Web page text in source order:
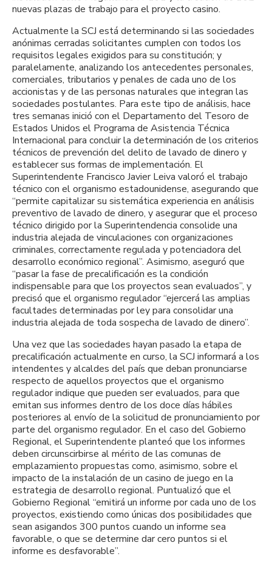
nuevas plazas de trabajo para el proyecto casino.
Actualmente la SCJ está determinando si las sociedades
anónimas cerradas solicitantes cumplen con todos los
requisitos legales exigidos para su constitución; y
paralelamente, analizando los antecedentes personales,
comerciales, tributarios y penales de cada uno de los
accionistas y de las personas naturales que integran las
sociedades postulantes. Para este tipo de análisis, hace
tres semanas inició con el Departamento del Tesoro de
Estados Unidos el Programa de Asistencia Técnica
Internacional para concluir la determinación de los criterios
técnicos de prevención del delito de lavado de dinero y
establecer sus formas de implementación. El
Superintendente Francisco Javier Leiva valoró el trabajo
técnico con el organismo estadounidense, asegurando que
“permite capitalizar su sistemática experiencia en análisis
preventivo de lavado de dinero, y asegurar que el proceso
técnico dirigido por la Superintendencia consolide una
industria alejada de vinculaciones con organizaciones
criminales, correctamente regulada y potenciadora del
desarrollo económico regional”. Asimismo, aseguró que
“pasar la fase de precalificación es la condición
indispensable para que los proyectos sean evaluados”, y
precisó que el organismo regulador “ejercerá las amplias
facultades determinadas por ley para consolidar una
industria alejada de toda sospecha de lavado de dinero”.
Una vez que las sociedades hayan pasado la etapa de
precalificación actualmente en curso, la SCJ informará a los
intendentes y alcaldes del país que deban pronunciarse
respecto de aquellos proyectos que el organismo
regulador indique que pueden ser evaluados, para que
emitan sus informes dentro de los doce días hábiles
posteriores al envío de la solicitud de pronunciamiento por
parte del organismo regulador. En el caso del Gobierno
Regional, el Superintendente planteó que los informes
deben circunscirbirse al mérito de las comunas de
emplazamiento propuestas como, asimismo, sobre el
impacto de la instalación de un casino de juego en la
estrategia de desarrollo regional. Puntualizó que el
Gobierno Regional “emitirá un informe por cada uno de los
proyectos, existiendo como únicas dos posibilidades que
sean asigandos 300 puntos cuando un informe sea
favorable, o que se determine dar cero puntos si el
informe es desfavorable”.